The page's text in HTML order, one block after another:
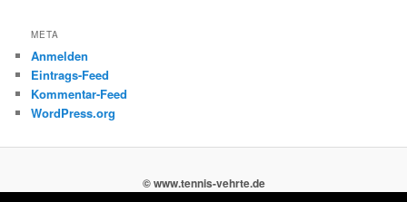
META
Anmelden
Eintrags-Feed
Kommentar-Feed
WordPress.org
© www.tennis-vehrte.de